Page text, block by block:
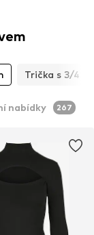
Trička s 3/4
nabídky 267